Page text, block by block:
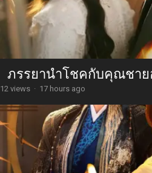
ภรรยานำโชคกับคุณชาย
12 views · 17 hours ago